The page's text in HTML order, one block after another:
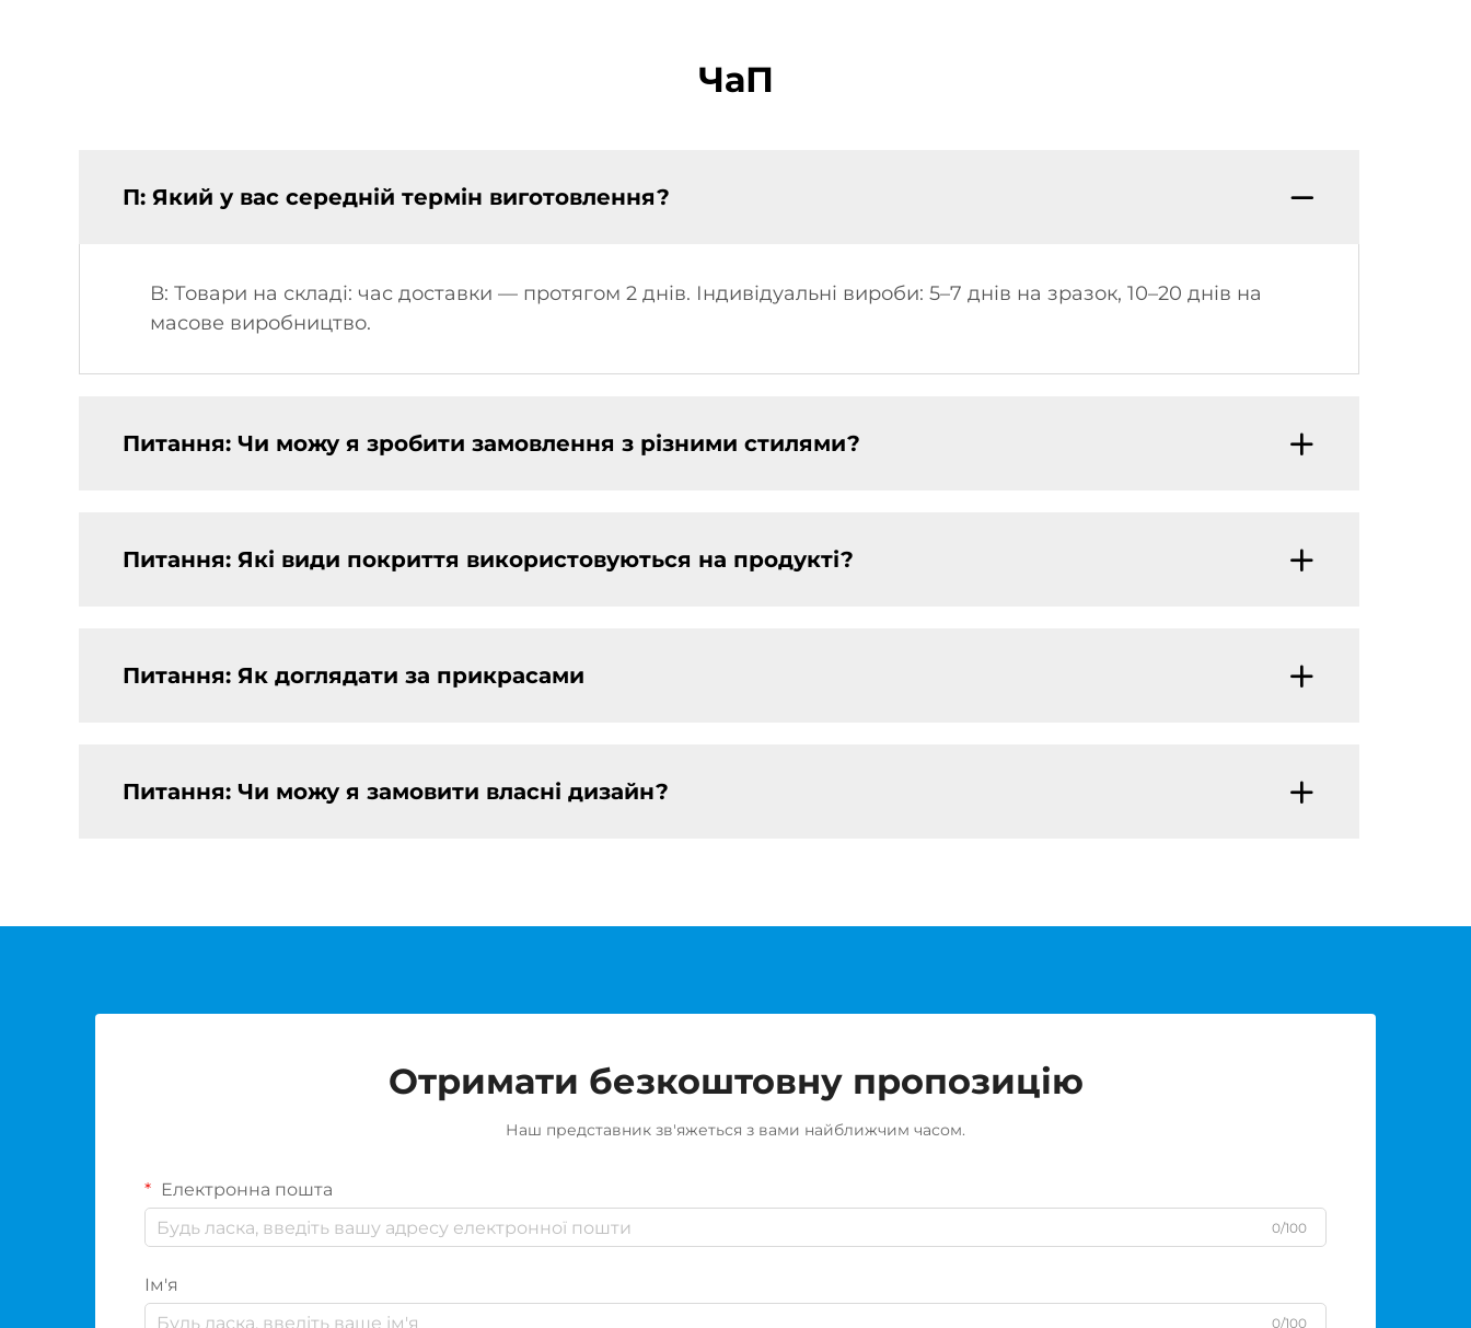
ЧаП
П: Який у вас середній термін виготовлення?
В: Товари на складі: час доставки — протягом 2 днів. Індивідуальні вироби: 5–7 днів на зразок, 10–20 днів на
масове виробництво.
Питання: Чи можу я зробити замовлення з різними стилями?
Питання: Які види покриття використовуються на продукті?
Питання: Як доглядати за прикрасами
Питання: Чи можу я замовити власні дизайн?
Отримати безкоштовну пропозицію
Наш представник зв'яжеться з вами найближчим часом.
Електронна пошта
0/100
Ім'я
0/100